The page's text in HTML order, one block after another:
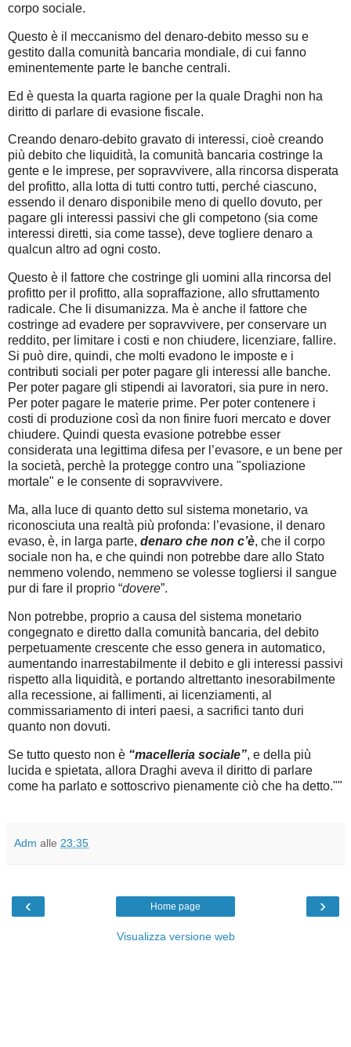
corpo sociale.
Questo è il meccanismo del denaro-debito messo su e
gestito dalla comunità bancaria mondiale, di cui fanno
eminentemente parte le banche centrali.
Ed è questa la quarta ragione per la quale Draghi non ha
diritto di parlare di evasione fiscale.
Creando denaro-debito gravato di interessi, cioè creando
più debito che liquidità, la comunità bancaria costringe la
gente e le imprese, per sopravvivere, alla rincorsa disperata
del profitto, alla lotta di tutti contro tutti, perché ciascuno,
essendo il denaro disponibile meno di quello dovuto, per
pagare gli interessi passivi che gli competono (sia come
interessi diretti, sia come tasse), deve togliere denaro a
qualcun altro ad ogni costo.
Questo è il fattore che costringe gli uomini alla rincorsa del
profitto per il profitto, alla sopraffazione, allo sfruttamento
radicale. Che li disumanizza. Ma è anche il fattore che
costringe ad evadere per sopravvivere, per conservare un
reddito, per limitare i costi e non chiudere, licenziare, fallire.
Si può dire, quindi, che molti evadono le imposte e i
contributi sociali per poter pagare gli interessi alle banche.
Per poter pagare gli stipendi ai lavoratori, sia pure in nero.
Per poter pagare le materie prime. Per poter contenere i
costi di produzione così da non finire fuori mercato e dover
chiudere. Quindi questa evasione potrebbe esser
considerata una legittima difesa per l’evasore, e un bene per
la società, perchè la protegge contro una "spoliazione
mortale" e le consente di sopravvivere.
Ma, alla luce di quanto detto sul sistema monetario, va
riconosciuta una realtà più profonda: l’evasione, il denaro
evaso, è, in larga parte, denaro che non c’è, che il corpo
sociale non ha, e che quindi non potrebbe dare allo Stato
nemmeno volendo, nemmeno se volesse togliersi il sangue
pur di fare il proprio “dovere”.
Non potrebbe, proprio a causa del sistema monetario
congegnato e diretto dalla comunità bancaria, del debito
perpetuamente crescente che esso genera in automatico,
aumentando inarrestabilmente il debito e gli interessi passivi
rispetto alla liquidità, e portando altrettanto inesorabilmente
alla recessione, ai fallimenti, ai licenziamenti, al
commissariamento di interi paesi, a sacrifici tanto duri
quanto non dovuti.
Se tutto questo non è “macelleria sociale”, e della più
lucida e spietata, allora Draghi aveva il diritto di parlare
come ha parlato e sottoscrivo pienamente ciò che ha detto.""
Adm alle 23:35
‹ ›
Home page
Visualizza versione web